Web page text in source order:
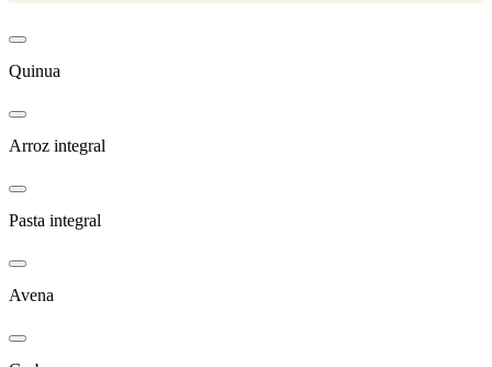
Quinua
Arroz integral
Pasta integral
Avena